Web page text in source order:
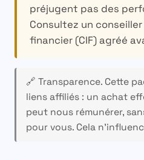
préjugent pas des
Consultez un
financier (CIF) agréé
🔗 Transparence.Cette
liens affiliés : un achat
peut nous rémunérer,
pour vous. Cela